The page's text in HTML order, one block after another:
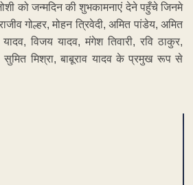
को जन्मदिन की शुभकामनाएं देने पहुँचे जिनमे
गोल्हर, मोहन त्रिवेदी, अमित पांडेय, अमित
विजय यादव, मंगेश तिवारी, रवि ठाकुर,
सुमित मिश्रा, बाबूराव यादव के प्रमुख रूप से